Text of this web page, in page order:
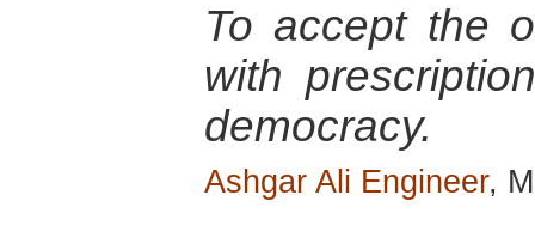
To accept the
with
democracy.
Ashgar Ali Engineer,